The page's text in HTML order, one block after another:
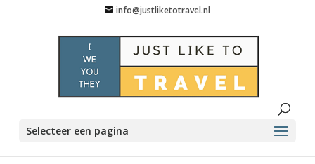
info@justliketotravel.nl
Selecteer een pagina